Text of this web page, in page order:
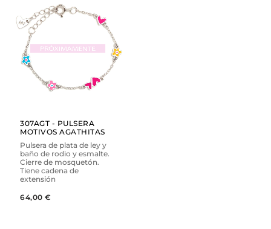
VER AÑADIR
307AGT - PULSERA
MOTIVOS AGATHITAS
Pulsera de plata de ley y
baño de rodio y esmalte.
Cierre de mosquetón.
Tiene cadena de
extensión
64,00 €